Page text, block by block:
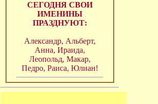
СЕГОДНЯ СВОИ
ИМЕНИНЫ
ПРАЗДНУЮТ:
Александр, Альберт,
Анна, Ираида,
Леопольд, Макар,
Педро, Раиса, Юлиан!